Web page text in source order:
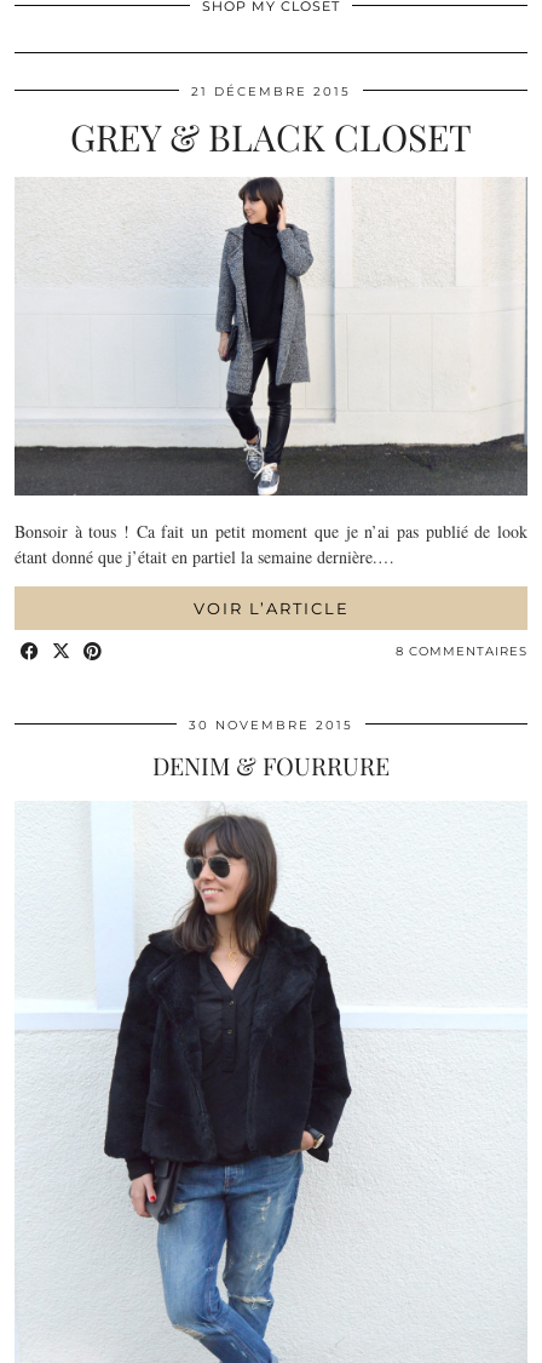
SHOP MY CLOSET
21 DÉCEMBRE 2015
GREY & BLACK CLOSET
Bonsoir à tous ! Ca fait un petit moment que je n’ai pas publié de look
étant donné que j’était en partiel la semaine dernière.…
VOIR L’ARTICLE
8 COMMENTAIRES
30 NOVEMBRE 2015
DENIM & FOURRURE